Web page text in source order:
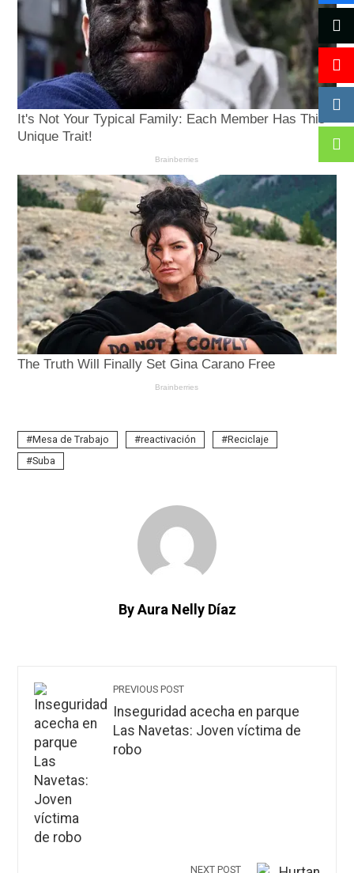
Mesa de Trabajo reactivación
Reciclaje
Suba
By Aura Nelly Díaz
PREVIOUS POST
Inseguridad acecha en parque
Las Navetas: Joven víctima de
robo
NEXT POST